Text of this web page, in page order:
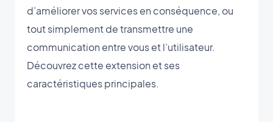
d’améliorer vos services en conséquence, ou
tout simplement de transmettre une
communication entre vous et l’utilisateur.
Découvrez cette extension et ses
caractéristiques principales.